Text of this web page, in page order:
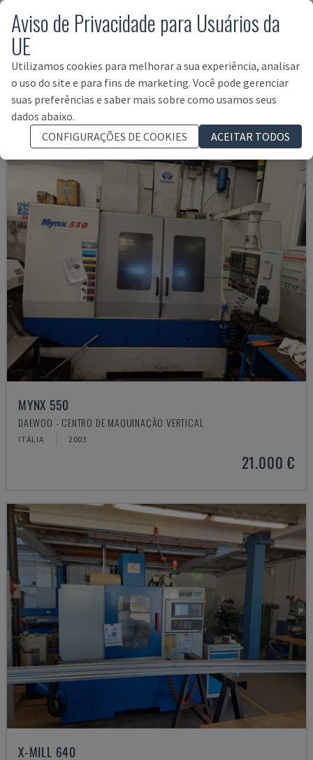
U5-1530
SPINNER - CENTRO DE MAQUINAÇÃO VERTICAL
MYNX 550
DAEWOO - CENTRO DE MAQUINAÇÃO VERTICAL
ITÁLIA 2003
21.000 €
X-MILL 640
Aviso de Privacidade para Usuários da
UE
Utilizamos cookies para melhorar a sua experiência, analisar
o uso do site e para fins de marketing. Você pode gerenciar
suas preferências e saber mais sobre como usamos seus
dados abaixo.
CONFIGURAÇÕES DE COOKIES
ACEITAR TODOS